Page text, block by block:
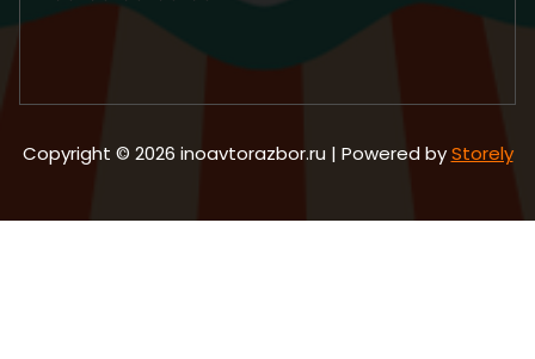
Copyright © 2026 inoavtorazbor.ru | Powered byStorely